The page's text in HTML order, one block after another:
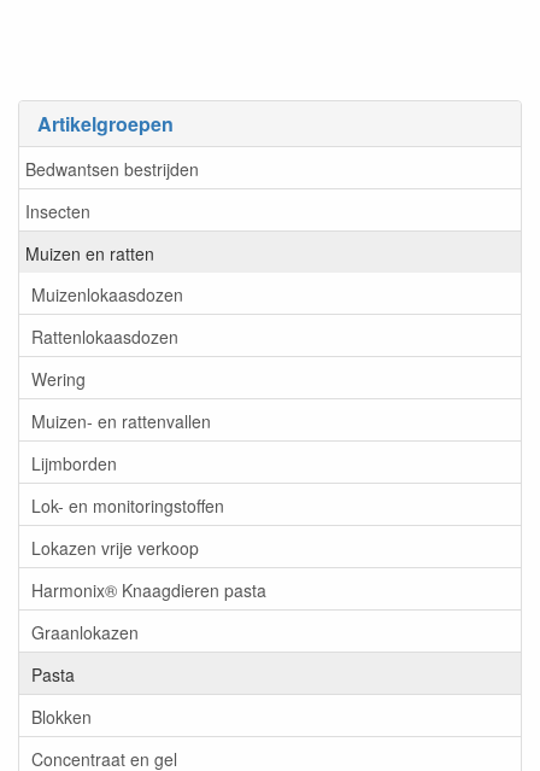
Artikelgroepen
Bedwantsen bestrijden
Insecten
Muizen en ratten
Muizenlokaasdozen
Rattenlokaasdozen
Wering
Muizen- en rattenvallen
Lijmborden
Lok- en monitoringstoffen
Lokazen vrije verkoop
Harmonix® Knaagdieren pasta
Graanlokazen
Pasta
Blokken
Concentraat en gel